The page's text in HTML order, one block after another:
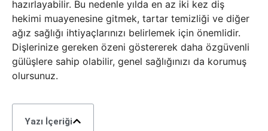
hazırlayabilir. Bu nedenle yılda en az iki kez diş
hekimi muayenesine gitmek, tartar temizliği ve diğer
ağız sağlığı ihtiyaçlarınızı belirlemek için önemlidir.
Dişlerinize gereken özeni göstererek daha özgüvenli
gülüşlere sahip olabilir, genel sağlığınızı da korumuş
olursunuz.
Yazı İçeriği